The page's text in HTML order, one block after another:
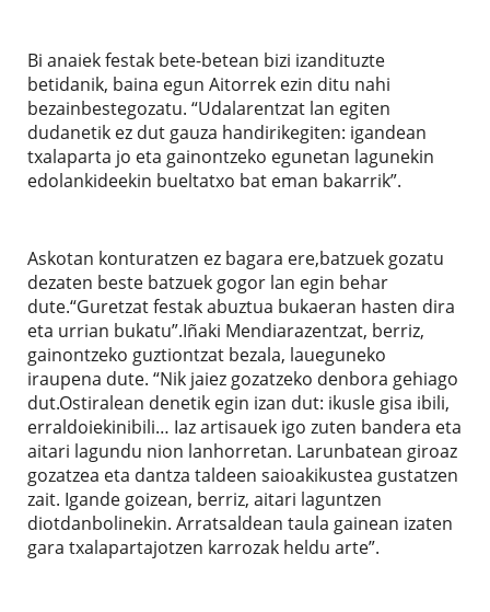
Bi anaiek festak bete-betean bizi izandituzte
betidanik, baina egun Aitorrek ezin ditu nahi
bezainbestegozatu. “Udalarentzat lan egiten
dudanetik ez dut gauza handirikegiten: igandean
txalaparta jo eta gainontzeko egunetan lagunekin
edolankideekin bueltatxo bat eman bakarrik”.
Askotan konturatzen ez bagara ere,batzuek gozatu
dezaten beste batzuek gogor lan egin behar
dute.“Guretzat festak abuztua bukaeran hasten dira
eta urrian bukatu”.Iñaki Mendiarazentzat, berriz,
gainontzeko guztiontzat bezala, laueguneko
iraupena dute. “Nik jaiez gozatzeko denbora gehiago
dut.Ostiralean denetik egin izan dut: ikusle gisa ibili,
erraldoiekinibili… Iaz artisauek igo zuten bandera eta
aitari lagundu nion lanhorretan. Larunbatean giroaz
gozatzea eta dantza taldeen saioakikustea gustatzen
zait. Igande goizean, berriz, aitari laguntzen
diotdanbolinekin. Arratsaldean taula gainean izaten
gara txalapartajotzen karrozak heldu arte”.